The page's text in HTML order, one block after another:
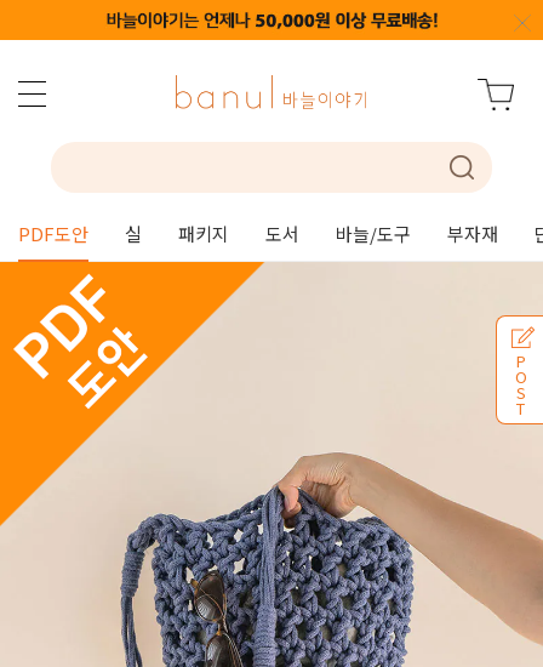
PDF도안 실 패키지 도서 바늘/도구 부자재
P
O
S
T